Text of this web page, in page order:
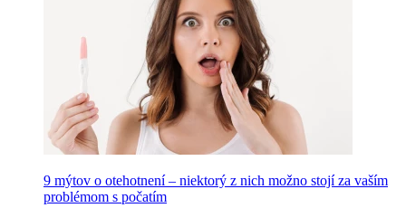
9 mýtov o otehotnení – niektorý z nich možno stojí za vaším
problémom s počatím